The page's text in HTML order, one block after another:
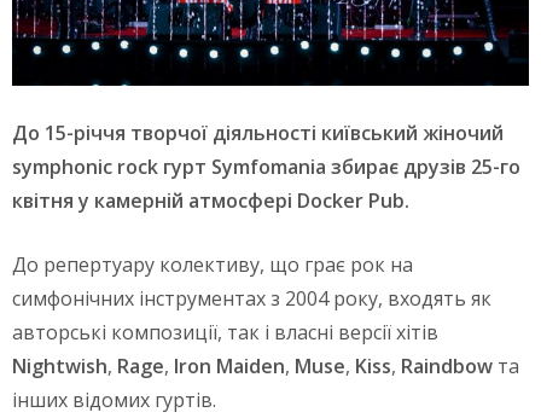
До 15-річчя творчої діяльності київський жіночий
symphonic rock гурт Symfomania збирає друзів 25-го
квітня у камерній атмосфері Docker Pub.
До репертуару колективу, що грає рок на
симфонічних інструментах з 2004 року, входять як
авторські композиції, так і власні версії хітів
Nightwish, Rage, Iron Maiden, Muse, Kiss, Raindbow та
інших відомих гуртів.